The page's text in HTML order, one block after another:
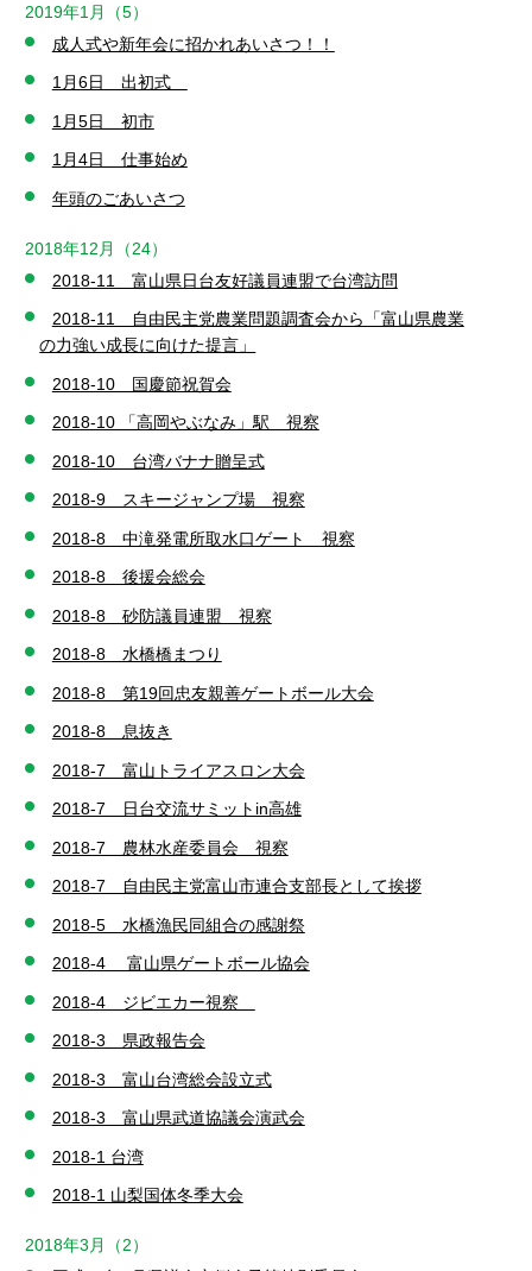
2019年1月（5）
成人式や新年会に招かれあいさつ！！
1月6日 出初式
1月5日 初市
1月4日 仕事始め
年頭のごあいさつ
2018年12月（24）
2018-11 富山県日台友好議員連盟で台湾訪問
2018-11 自由民主党農業問題調査会から「富山県農業
の力強い成長に向けた提言」
2018-10 国慶節祝賀会
2018-10 「高岡やぶなみ」駅 視察
2018-10 台湾バナナ贈呈式
2018-9 スキージャンプ場 視察
2018-8 中滝発電所取水口ゲート 視察
2018-8 後援会総会
2018-8 砂防議員連盟 視察
2018-8 水橋橋まつり
2018-8 第19回忠友親善ゲートボール大会
2018-8 息抜き
2018-7 富山トライアスロン大会
2018-7 日台交流サミットin高雄
2018-7 農林水産委員会 視察
2018-7 自由民主党富山市連合支部長として挨拶
2018-5 水橋漁民同組合の感謝祭
2018-4 富山県ゲートボール協会
2018-4 ジビエカー視察
2018-3 県政報告会
2018-3 富山台湾総会設立式
2018-3 富山県武道協議会演武会
2018-1 台湾
2018-1 山梨国体冬季大会
2018年3月（2）